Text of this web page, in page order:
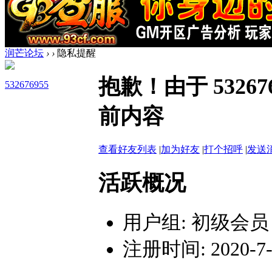
润芒论坛 › › 隐私提醒
532676955
抱歉！由于
前内容
查看好友列表 |加为好友 |打个招呼 |发送
活跃概况
用户组: 初级会员
注册时间: 2020-